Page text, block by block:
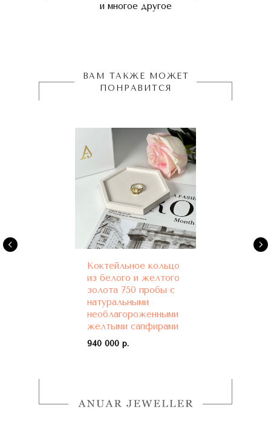
и многое другое
ВАМ ТАКЖЕ МОЖЕТ
ПОНРАВИТСЯ
Коктейльное кольцо
из белого и желтого
золота 750 пробы с
натуральными
необлагороженными
желтыми сапфирами
940 000 р.